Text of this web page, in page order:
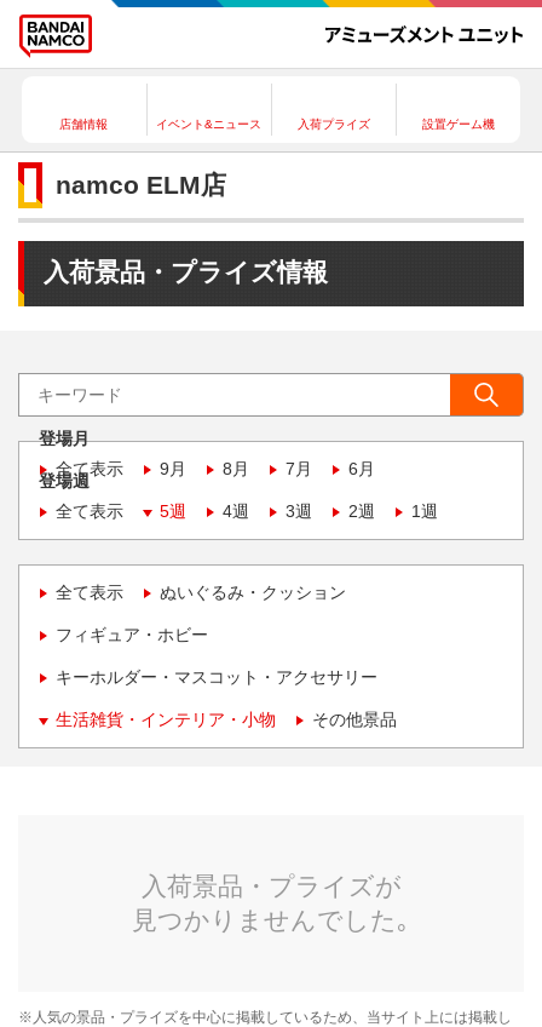
店舗情報 イベント&ニュース 入荷プライズ 設置ゲーム機
namco ELM店
入荷景品・プライズ情報
登場月
全て表示
9月 8月 7月 6月
登場週
全て表示
5週 4週 3週 2週 1週
全て表示 ぬいぐるみ・クッション
フィギュア・ホビー
キーホルダー・マスコット・アクセサリー
生活雑貨・インテリア・小物 その他景品